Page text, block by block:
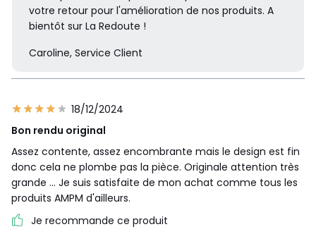
votre retour pour l'amélioration de nos produits. A
bientôt sur La Redoute !
Caroline, Service Client
18/12/2024
Bon rendu original
Assez contente, assez encombrante mais le design est fin
donc cela ne plombe pas la pièce. Originale attention très
grande ... Je suis satisfaite de mon achat comme tous les
produits AMPM d'ailleurs.
Je recommande ce produit